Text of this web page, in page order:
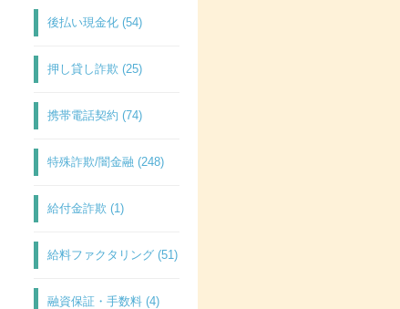
後払い現金化 (54)
押し貸し詐欺 (25)
携帯電話契約 (74)
特殊詐欺/闇金融 (248)
給付金詐欺 (1)
給料ファクタリング (51)
融資保証・手数料 (4)